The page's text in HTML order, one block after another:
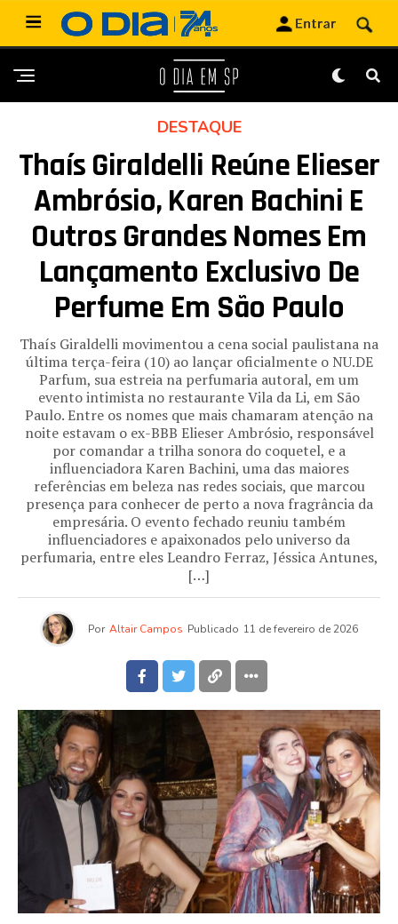
DESTAQUE
Thaís Giraldelli Reúne Elieser
Ambrósio, Karen Bachini E
Outros Grandes Nomes Em
Lançamento Exclusivo De
Perfume Em São Paulo
Thaís Giraldelli movimentou a cena social paulistana na
última terça-feira (10) ao lançar oficialmente o NU.DE
Parfum, sua estreia na perfumaria autoral, em um
evento intimista no restaurante Vila da Li, em São
Paulo. Entre os nomes que mais chamaram atenção na
noite estavam o ex-BBB Elieser Ambrósio, responsável
por comandar a trilha sonora do coquetel, e a
influenciadora Karen Bachini, uma das maiores
referências em beleza nas redes sociais, que marcou
presença para conhecer de perto a nova fragrância da
empresária. O evento fechado reuniu também
influenciadores e apaixonados pelo universo da
perfumaria, entre eles Leandro Ferraz, Jéssica Antunes,
[…]
Por Altair Campos Publicado 11 de fevereiro de 2026